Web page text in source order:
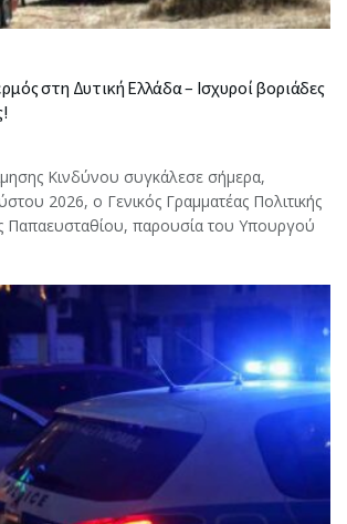
στη Δυτική Ελλάδα – Ισχυροί βοριάδες
Κινδύνου συγκάλεσε σήμερα,
2026, ο Γενικός Γραμματέας Πολιτικής
Παπαευσταθίου, παρουσία του Υπουργού